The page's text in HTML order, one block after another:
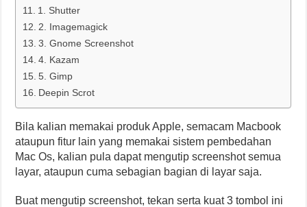
1. Shutter
2. Imagemagick
3. Gnome Screenshot
4. Kazam
5. Gimp
Deepin Scrot
Bila kalian memakai produk Apple, semacam Macbook
ataupun fitur lain yang memakai sistem pembedahan
Mac Os, kalian pula dapat mengutip screenshot semua
layar, ataupun cuma sebagian bagian di layar saja.
Buat mengutip screenshot, tekan serta kuat 3 tombol ini